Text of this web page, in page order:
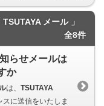
メール 」
全8件
らせメールは
か
は、 TSUTAYA
スに送信をいたしま